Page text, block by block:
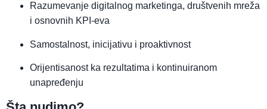
Razumevanje digitalnog marketinga, društvenih mreža
i osnovnih KPI-eva
Samostalnost, inicijativu i proaktivnost
Orijentisanost ka rezultatima i kontinuiranom
unapređenju